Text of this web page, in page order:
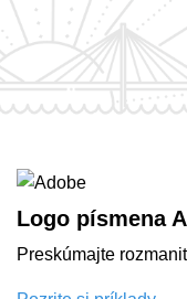
Logo písmena A
Preskúmajte